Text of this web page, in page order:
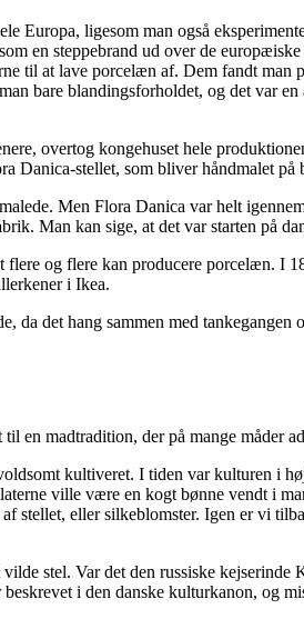
Europa, ligesom man også
en steppebrand ud over de
til at lave porcelæn af. Dem fandt
bare blandingsforholdet, og det var
overtog kongehuset hele
Danica-stellet, som bliver håndmalet
Men Flora Danica var helt
Man kan sige, at det var starten på
og flere kan producere porcelæn. I
i Ikea.
det hang sammen med
en madtradition, der på mange måder
kultiveret. I tiden var kulturen i
ville være en kogt bønne vendt i
stellet, eller silkeblomster. Igen er vi
stel. Var det den russiske kejserinde
i den danske kulturkanon, og